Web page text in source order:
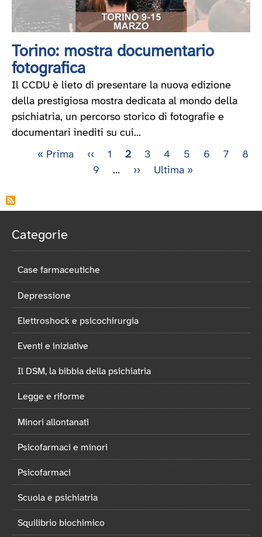
Torino: mostra documentario
fotografica
Il CCDU è lieto di presentare la nuova edizione
della prestigiosa mostra dedicata al mondo della
psichiatria, un percorso storico di fotografie e
documentari inediti su cui...
Prima
« Prima
Pagina
precedente
‹‹ Pagina
1
Pagina
attuale
2 Pagina
3 Pagina
4 Pagina
5 Pagina
6 Pagina
7
8
Pagina
9 …
Pagina
››
Ultima
Ultima »
Categorie
Case farmaceutiche
Depressione
Elettroshock e psicochirurgia
Eventi e iniziative
Il DSM, la bibbia della psichiatria
Legge e riforme
Minori allontanati
Psicofarmaci e minori
Psicofarmaci
Scuola e psichiatria
Squilibrio biochimico